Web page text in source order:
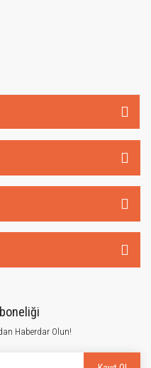
Haberdar Olun!